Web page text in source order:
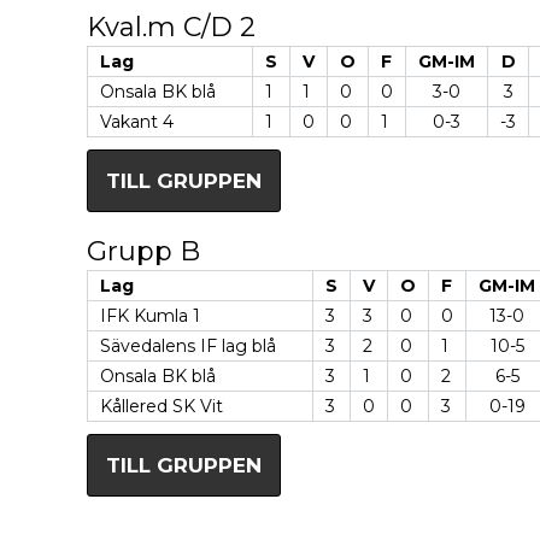
Kval.m C/D 2
Lag S V O F GM-IM D
Onsala BK blå
1 1 0 0 3-0 3
Vakant 4
1 0 0 1 0-3 -3
TILL GRUPPEN
Grupp B
Lag S V O F GM-IM
IFK Kumla 1
3 3 0 0 13-0
Sävedalens IF lag blå
3 2 0 1 10-5
Onsala BK blå
3 1 0 2 6-5
Kållered SK Vit
3 0 0 3 0-19
TILL GRUPPEN